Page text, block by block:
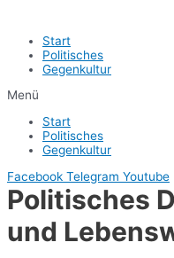
Start
Politisches
Gegenkultur
Menü
Start
Politisches
Gegenkultur
Facebook Telegram Youtube
Politisches
und